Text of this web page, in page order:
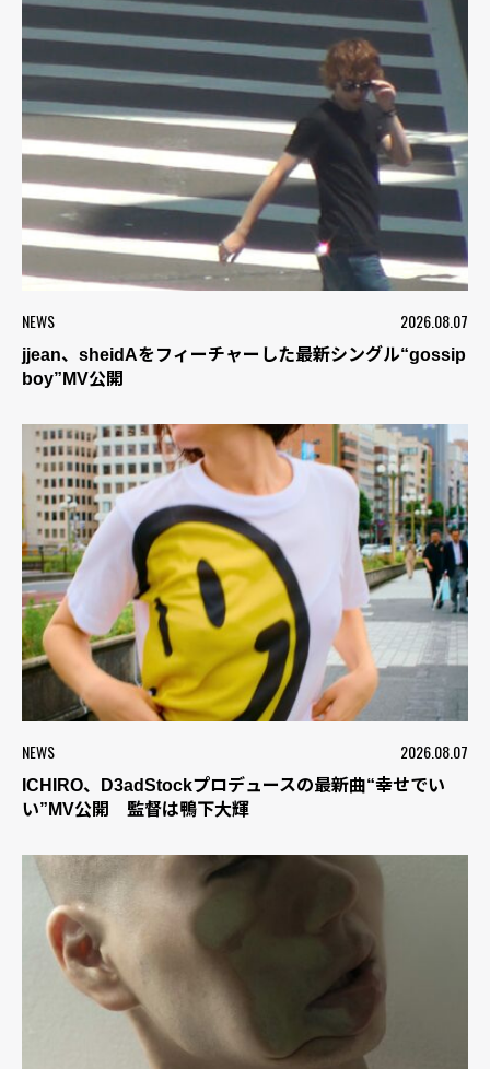
NEWS 2026.08.07
jjean、sheidAをフィーチャーした最新シングル“gossip
boy”MV公開
NEWS 2026.08.07
ICHIRO、D3adStockプロデュースの最新曲“幸せでい
い”MV公開 監督は鴨下大輝